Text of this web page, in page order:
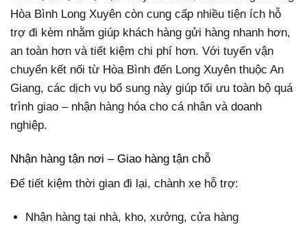
Hòa Bình Long Xuyên còn cung cấp nhiều tiện ích hỗ
trợ đi kèm nhằm giúp khách hàng gửi hàng nhanh hơn,
an toàn hơn và tiết kiệm chi phí hơn. Với tuyến vận
chuyển kết nối từ Hòa Bình đến Long Xuyên thuộc An
Giang, các dịch vụ bổ sung này giúp tối ưu toàn bộ quá
trình giao – nhận hàng hóa cho cá nhân và doanh
nghiệp.
Nhận hàng tận nơi – Giao hàng tận chỗ
Để tiết kiệm thời gian đi lại, chành xe hỗ trợ:
Nhận hàng tại nhà, kho, xưởng, cửa hàng